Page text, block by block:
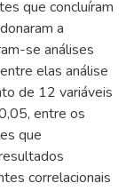
que concluíram
a
se análises
elas análise
de 12 variáveis
entre os
que
correlacionais